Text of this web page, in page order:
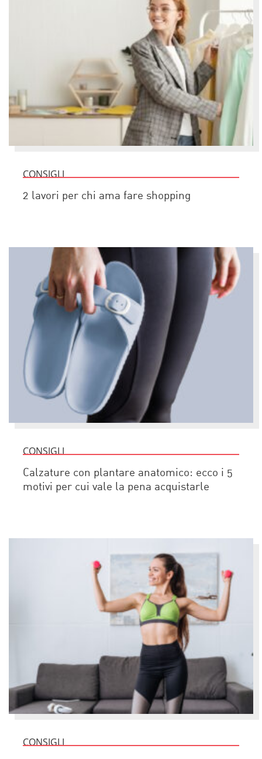
CONSIGLI
2 lavori per chi ama fare shopping
CONSIGLI
Calzature con plantare anatomico: ecco i 5
motivi per cui vale la pena acquistarle
CONSIGLI